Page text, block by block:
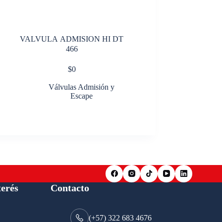
VALVULA ADMISION HI DT
466
$0
Válvulas Admisión y
Escape
Contacto
(+57) 322 683 4676